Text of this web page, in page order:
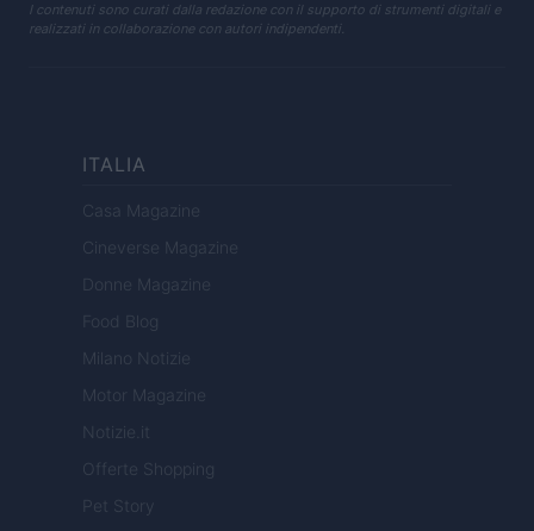
I contenuti sono curati dalla redazione con il supporto di strumenti digitali e
realizzati in collaborazione con autori indipendenti.
ITALIA
Casa Magazine
Cineverse Magazine
Donne Magazine
Food Blog
Milano Notizie
Motor Magazine
Notizie.it
Offerte Shopping
Pet Story